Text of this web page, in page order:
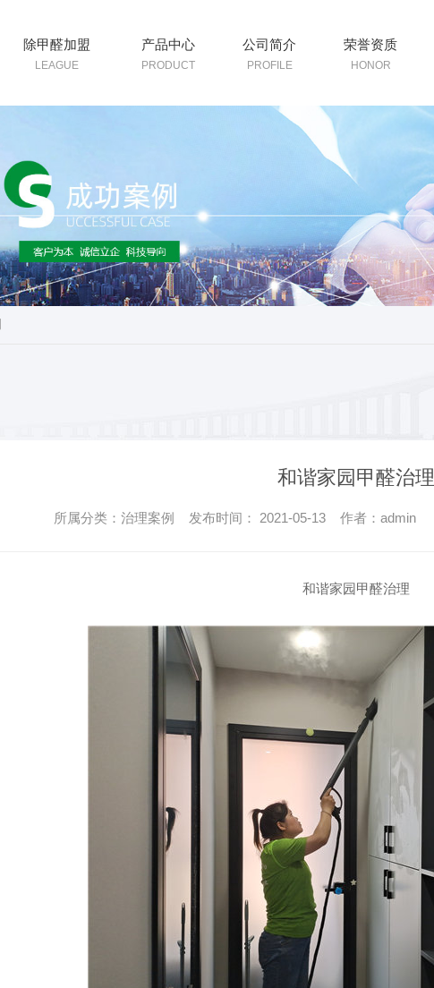
除甲醛加盟
LEAGUE
产品中心
PRODUCT
公司简介
PROFILE
荣誉资质
HONOR
和谐家园甲醛治理
所属分类：治理案例 发布时间： 2021-05-13 作者：admin
和谐家园甲醛治理